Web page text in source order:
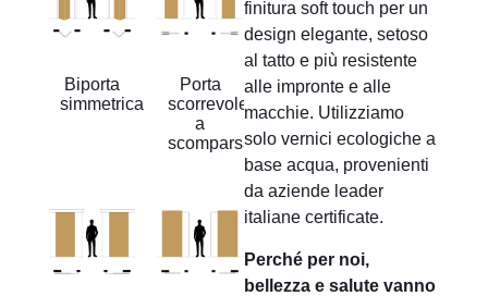
Biporta
simmetrica
Porta
scorrevole
a
scomparsa
finitura soft touch per un
design elegante, setoso
al tatto e più resistente
alle impronte e alle
macchie. Utilizziamo
solo vernici ecologiche a
base acqua, provenienti
da aziende leader
italiane certificate.
Perché per noi,
bellezza e salute vanno